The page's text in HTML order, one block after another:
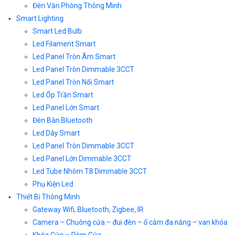
Đèn Văn Phòng Thông Minh
Smart Lighting
Smart Led Bulb
Led Filament Smart
Led Panel Tròn Âm Smart
Led Panel Tròn Dimmable 3CCT
Led Panel Tròn Nổi Smart
Led Ốp Trần Smart
Led Panel Lớn Smart
Đèn Bàn Bluetooth
Led Dây Smart
Led Panel Tròn Dimmable 3CCT
Led Panel Lớn Dimmable 3CCT
Led Tube Nhôm T8 Dimmable 3CCT
Phụ Kiện Led
Thiết Bị Thông Minh
Gateway Wifi, Bluetooth, Zigbee, IR
Camera – Chuông cửa – đui đèn – ổ cắm đa năng – van khóa